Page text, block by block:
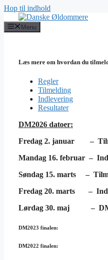
Hop til indhold
Menu
Læs mere om hvordan du
Regler
Tilmelding
Indlevering
Resultater
DM2026 datoer:
Fredag 2. januar –
Mandag 16. februar –
Søndag 15. marts –
Fredag 20. marts –
Lørdag 30. maj –
DM2023 finalen:
DM2022 finalen: